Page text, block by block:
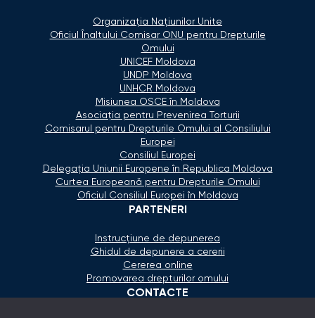
Organizaţia Naţiunilor Unite
Oficiul Înaltului Comisar ONU pentru Drepturile
Omului
UNICEF Moldova
UNDP Moldova
UNHCR Moldova
Misiunea OSCE în Moldova
Asociaţia pentru Prevenirea Torturii
Comisarul pentru Drepturile Omului al Consiliului
Europei
Consiliul Europei
Delegaţia Uniunii Europene în Republica Moldova
Curtea Europeană pentru Drepturile Omului
Oficiul Consiliul Europei în Moldova
PARTENERI
Instrucțiune de depunerea
Ghidul de depunere a cererii
Cererea online
Promovarea drepturilor omului
CONTACTE